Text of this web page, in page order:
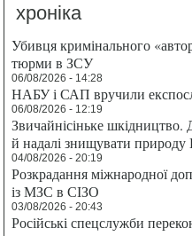
хроніка
Убивця кримінального
тюрми в ЗСУ
06/08/2026 - 14:28
НАБУ і САП вручили
06/08/2026 - 12:19
Звичайнісіньке
й надалі знищувати природу
04/08/2026 - 20:19
Розкрадання міжнародної
із МЗС в СІЗО
03/08/2026 - 20:43
Російські спецслужби